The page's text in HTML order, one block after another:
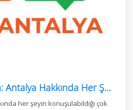
Talk Antalya Forum: Antalya Hakkında Her Şey Tek Yerde
her şeyin konuşulabildiği çok